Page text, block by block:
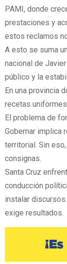
PAMI, donde
prestaciones y
estos reclamos
A esto se suma
nacional de
público y la
En una provincia
recetas
El problema de
Gobernar implica
territorial. Sin
consignas.
Santa Cruz
conducción
instalar
exige resultados.